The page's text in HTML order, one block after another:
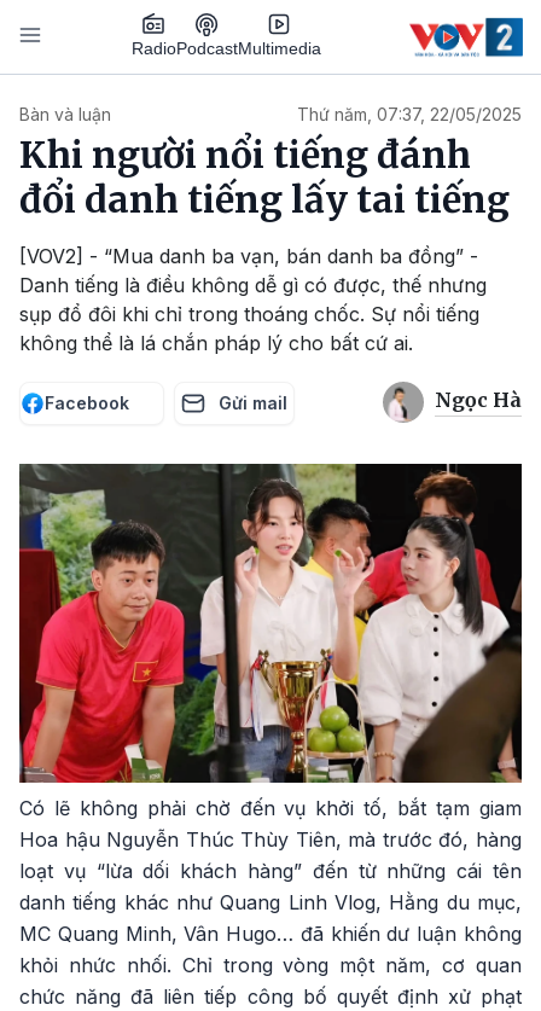
Nhảy đến nội dung
RadioPodcastMultimedia
Bàn và luận Thứ năm, 07:37, 22/05/2025
Khi người nổi tiếng đánh
đổi danh tiếng lấy tai tiếng
[VOV2] - “Mua danh ba vạn, bán danh ba đồng” -
Danh tiếng là điều không dễ gì có được, thế nhưng
sụp đổ đôi khi chỉ trong thoáng chốc. Sự nổi tiếng
không thể là lá chắn pháp lý cho bất cứ ai.
Facebook Gửi mail Ngọc Hà
Có lẽ không phải chờ đến vụ khởi tố, bắt tạm giam
Hoa hậu Nguyễn Thúc Thùy Tiên, mà trước đó, hàng
loạt vụ “lừa dối khách hàng” đến từ những cái tên
danh tiếng khác như Quang Linh Vlog, Hằng du mục,
MC Quang Minh, Vân Hugo… đã khiến dư luận không
khỏi nhức nhối. Chỉ trong vòng một năm, cơ quan
chức năng đã liên tiếp công bố quyết định xử phạt